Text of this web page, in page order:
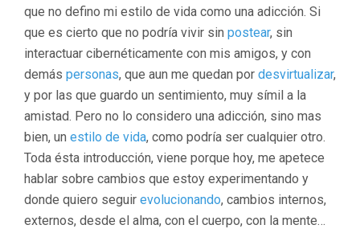
que no defino mi estilo de vida como una adicción. Si
que es cierto que no podría vivir sin postear, sin
interactuar cibernéticamente con mis amigos, y con
demás personas, que aun me quedan por desvirtualizar,
y por las que guardo un sentimiento, muy símil a la
amistad. Pero no lo considero una adicción, sino mas
bien, un estilo de vida, como podría ser cualquier otro.
Toda ésta introducción, viene porque hoy, me apetece
hablar sobre cambios que estoy experimentando y
donde quiero seguir evolucionando, cambios internos,
externos, desde el alma, con el cuerpo, con la mente…